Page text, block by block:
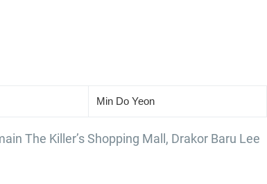
Min Do Yeon
The Killer’s Shopping Mall, Drakor Baru Lee